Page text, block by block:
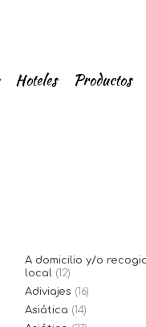
Hoteles Productos
A domicilio y/o
local (12)
Adiviajes (16)
Asiática (14)